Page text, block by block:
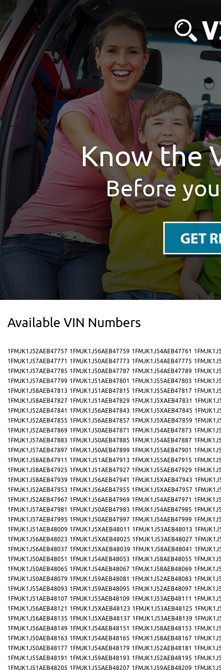
Know the
Before
Available VIN Numbers
1FMJK1J52AEB47757 1FMJK1J56AEB47759 1FMJK1J54AEB47761
1FMJK1J57AEB47771 1FMJK1J50AEB47773 1FMJK1J54AEB47775
1FMJK1J57AEB47785 1FMJK1J50AEB47787 1FMJK1J54AEB47789
1FMJK1J57AEB47799 1FMJK1J51AEB47801 1FMJK1J55AEB47803
1FMJK1J58AEB47813 1FMJK1J51AEB47815 1FMJK1J55AEB47817
1FMJK1J58AEB47827 1FMJK1J51AEB47829 1FMJK1J5XAEB47831
1FMJK1J52AEB47841 1FMJK1J56AEB47843 1FMJK1J5XAEB47845
1FMJK1J52AEB47855 1FMJK1J56AEB47857 1FMJK1J5XAEB47859
1FMJK1J52AEB47869 1FMJK1J50AEB47871 1FMJK1J54AEB47873
1FMJK1J57AEB47883 1FMJK1J50AEB47885 1FMJK1J54AEB47887
1FMJK1J57AEB47897 1FMJK1J50AEB47899 1FMJK1J55AEB47901
1FMJK1J58AEB47911 1FMJK1J51AEB47913 1FMJK1J55AEB47915
1FMJK1J58AEB47925 1FMJK1J51AEB47927 1FMJK1J55AEB47929
1FMJK1J58AEB47939 1FMJK1J56AEB47941 1FMJK1J5XAEB47943
1FMJK1J52AEB47953 1FMJK1J56AEB47955 1FMJK1J5XAEB47957
1FMJK1J52AEB47967 1FMJK1J56AEB47969 1FMJK1J54AEB47971
1FMJK1J57AEB47981 1FMJK1J50AEB47983 1FMJK1J54AEB47985
1FMJK1J57AEB47995 1FMJK1J50AEB47997 1FMJK1J54AEB47999
1FMJK1J51AEB48009 1FMJK1J5XAEB48011 1FMJK1J53AEB48013
1FMJK1J56AEB48023 1FMJK1J5XAEB48025 1FMJK1J53AEB48027
1FMJK1J56AEB48037 1FMJK1J5XAEB48039 1FMJK1J58AEB48041
1FMJK1J50AEB48051 1FMJK1J54AEB48053 1FMJK1J58AEB48055
1FMJK1J50AEB48065 1FMJK1J54AEB48067 1FMJK1J58AEB48069
1FMJK1J50AEB48079 1FMJK1J59AEB48081 1FMJK1J52AEB48083
1FMJK1J55AEB48093 1FMJK1J59AEB48095 1FMJK1J52AEB48097
1FMJK1J51AEB48107 1FMJK1J55AEB48109 1FMJK1J53AEB48111
1FMJK1J56AEB48121 1FMJK1J5XAEB48123 1FMJK1J53AEB48125
1FMJK1J56AEB48135 1FMJK1J5XAEB48137 1FMJK1J53AEB48139
1FMJK1J56AEB48149 1FMJK1J54AEB48151 1FMJK1J58AEB48153
1FMJK1J50AEB48163 1FMJK1J54AEB48165 1FMJK1J58AEB48167
1FMJK1J50AEB48177 1FMJK1J54AEB48179 1FMJK1J52AEB48181
1FMJK1J55AEB48191 1FMJK1J59AEB48193 1FMJK1J52AEB48195
1FMJK1J51AEB48205 1FMJK1J55AEB48207 1FMJK1J59AEB48209